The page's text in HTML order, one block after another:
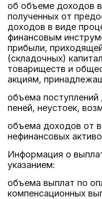
об объеме доходов
полученных от
доходов в виде
финансовым
прибыли,
(складочных)
товариществ и
акциям,
объема
пеней, неустоек,
объема доходов от
нефинансовых
Информация о
указанием:
объема выплат по
компенсационных